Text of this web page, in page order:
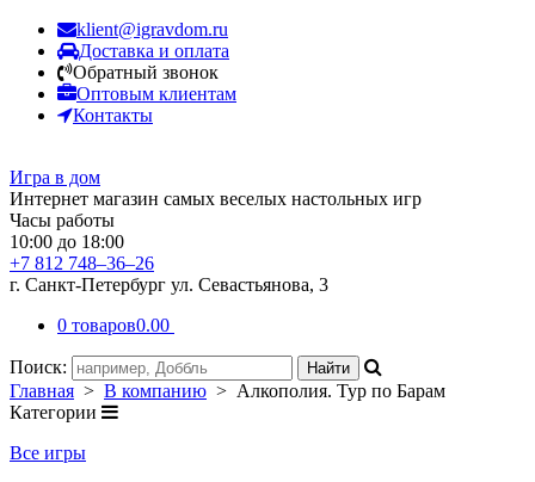
klient@igravdom.ru
Доставка и оплата
Обратный звонок
Оптовым клиентам
Контакты
Игра в дом
Интернет магазин самых веселых настольных игр
Часы работы
10:00 до 18:00
+7 812 748–36–26
г. Санкт-Петербург ул. Севастьянова, 3
0 товаров0.00
Поиск:
Главная > В компанию > Алкополия. Тур по Барам
Категории
Все игры